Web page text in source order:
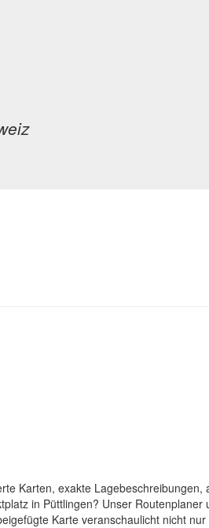
Karten, exakte Lagebeschreibungen,
in Püttlingen? Unser Routenplaner
Karte veranschaulicht nicht